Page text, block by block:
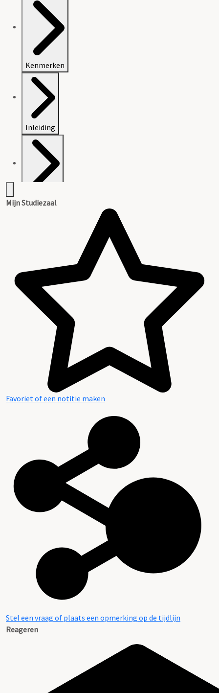
Kenmerken
Inleiding
Mijn Studiezaal
Favoriet of een notitie maken
Stel een vraag of plaats een opmerking op de tijdlijn
Reageren